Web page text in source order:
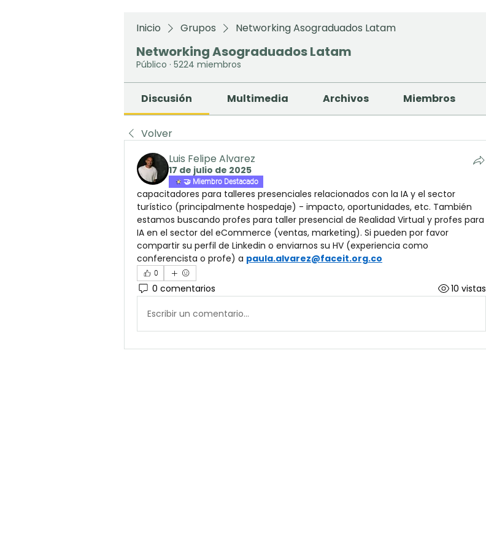
Inicio Grupos Networking Asograduados Latam
Networking Asograduados Latam
Público · 5224 miembros
Discusión Multimedia Archivos Miembros
Volver
Luis Felipe Alvarez
17 de julio de 2025
🤝 Miembro Destacado
capacitadores para talleres presenciales relacionados con la IA y el sector
turístico (principalmente hospedaje) - impacto, oportunidades, etc. También
estamos buscando profes para taller presencial de Realidad Virtual y profes para
IA en el sector del eCommerce (ventas, marketing). Si pueden por favor
compartir su perfil de Linkedin o enviarnos su HV (experiencia como
conferencista o profe) a paula.alvarez@faceit.org.co
0
0 comentarios 10 vistas
Escribir un comentario...